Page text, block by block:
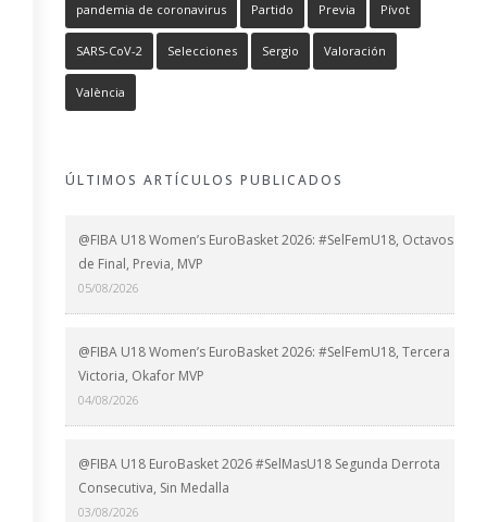
pandemia de coronavirus Partido Previa Pívot
SARS-CoV-2 Selecciones Sergio Valoración
València
ÚLTIMOS ARTÍCULOS PUBLICADOS
@FIBA U18 Women’s EuroBasket 2026: #SelFemU18, Octavos
de Final, Previa, MVP
05/08/2026
@FIBA U18 Women’s EuroBasket 2026: #SelFemU18, Tercera
Victoria, Okafor MVP
04/08/2026
@FIBA U18 EuroBasket 2026 #SelMasU18 Segunda Derrota
Consecutiva, Sin Medalla
03/08/2026